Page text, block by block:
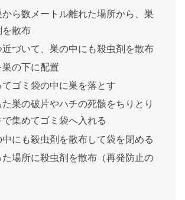
ら数メートル離れた場所から、巣
散布
近づいて、巣の中にも殺虫剤を散布
巣の下に配置
ゴミ袋の中に巣を落とす
巣の破片やハチの死骸をちりとり
で集めてゴミ袋へ入れる
中にも殺虫剤を散布して袋を閉める
場所に殺虫剤を散布（再発防止の